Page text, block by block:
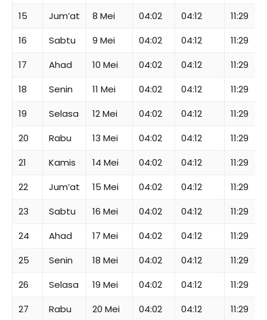
15
Jum’at 8 Mei 04:02 04:12
11:29
16
Sabtu 9 Mei 04:02 04:12
11:29
17
Ahad 10 Mei 04:02 04:12
11:29
18
Senin 11 Mei 04:02 04:12
11:29
19
Selasa 12 Mei 04:02 04:12
11:29
20
Rabu 13 Mei 04:02 04:12
11:29
21
Kamis 14 Mei 04:02 04:12
11:29
22
Jum’at 15 Mei 04:02 04:12
11:29
23
Sabtu 16 Mei 04:02 04:12
11:29
24
Ahad 17 Mei 04:02 04:12
11:29
25
Senin 18 Mei 04:02 04:12
11:29
26
Selasa 19 Mei 04:02 04:12
11:29
27
Rabu 20 Mei 04:02 04:12
11:29